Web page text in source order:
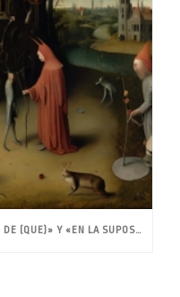
¿PODEMOS DECIR «EN EL SUPUESTO DE (QUE)» Y «EN LA SUPOSICIÓN DE (QUE)»?